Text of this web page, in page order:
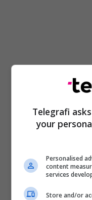
Telegrafi
your
Personalised
content
services
Store and/or